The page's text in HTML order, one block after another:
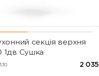
секцiя верхня
Сушка
2 035